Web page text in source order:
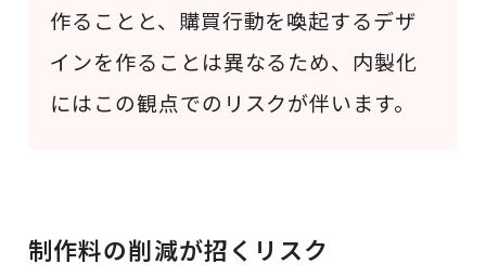
作ることと、購買行動を喚起するデザ
インを作ることは異なるため、内製化
にはこの観点でのリスクが伴います。
制作料の削減が招くリスク